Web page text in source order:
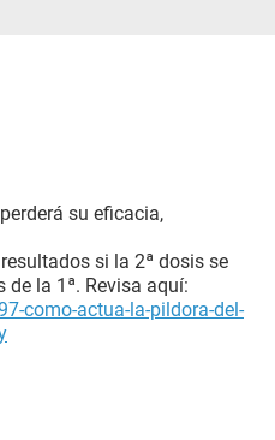
su eficacia,
si la 2ª dosis se
la 1ª. Revisa aquí:
como-actua-la-pildora-del-